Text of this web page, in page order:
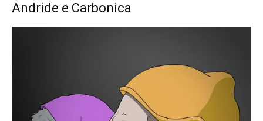
Andride e Carbonica